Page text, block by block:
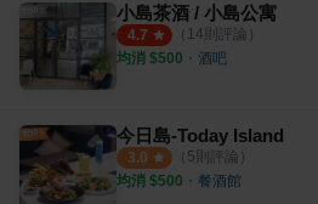
小島茶酒 / 小島公寓
4.7 （ 14則評論）
均消 $500 ・ 酒吧
今日島-Today Island
3.0 （ 5則評論）
均消 $500 ・ 餐酒館